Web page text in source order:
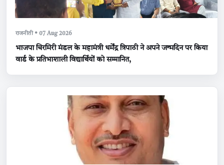
राजनीती • 07 Aug 2026
भाजपा चिरमिरी मंडल के महामंत्री धर्मेंद्र त्रिपाठी ने अपने जन्मदिन पर किया
वार्ड के प्रतिभाशाली विद्यार्थियों को सम्मानित,